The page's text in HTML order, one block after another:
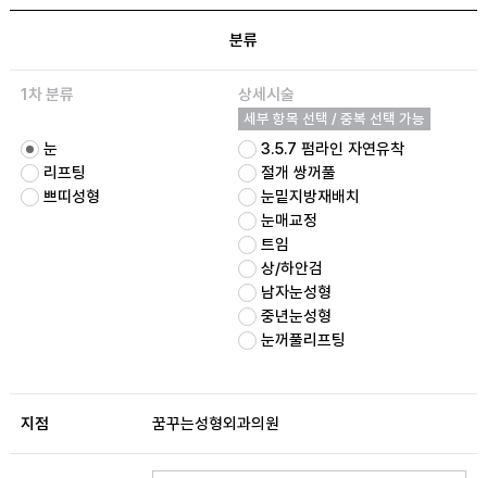
분류
1차 분류
눈
리프팅
쁘띠성형
상세시술
세부 항목 선택 / 중복 선택 가능
3.5.7 펌라인 자연유착
절개 쌍꺼풀
눈밑지방재배치
눈매교정
트임
상/하안검
남자눈성형
중년눈성형
눈꺼풀리프팅
지점 꿈꾸는성형외과의원